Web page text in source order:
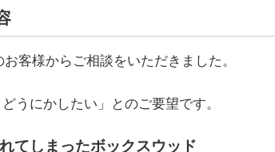
客様からご相談をいただきました。
うにかしたい」とのご要望です。
てしまったボックスウッド